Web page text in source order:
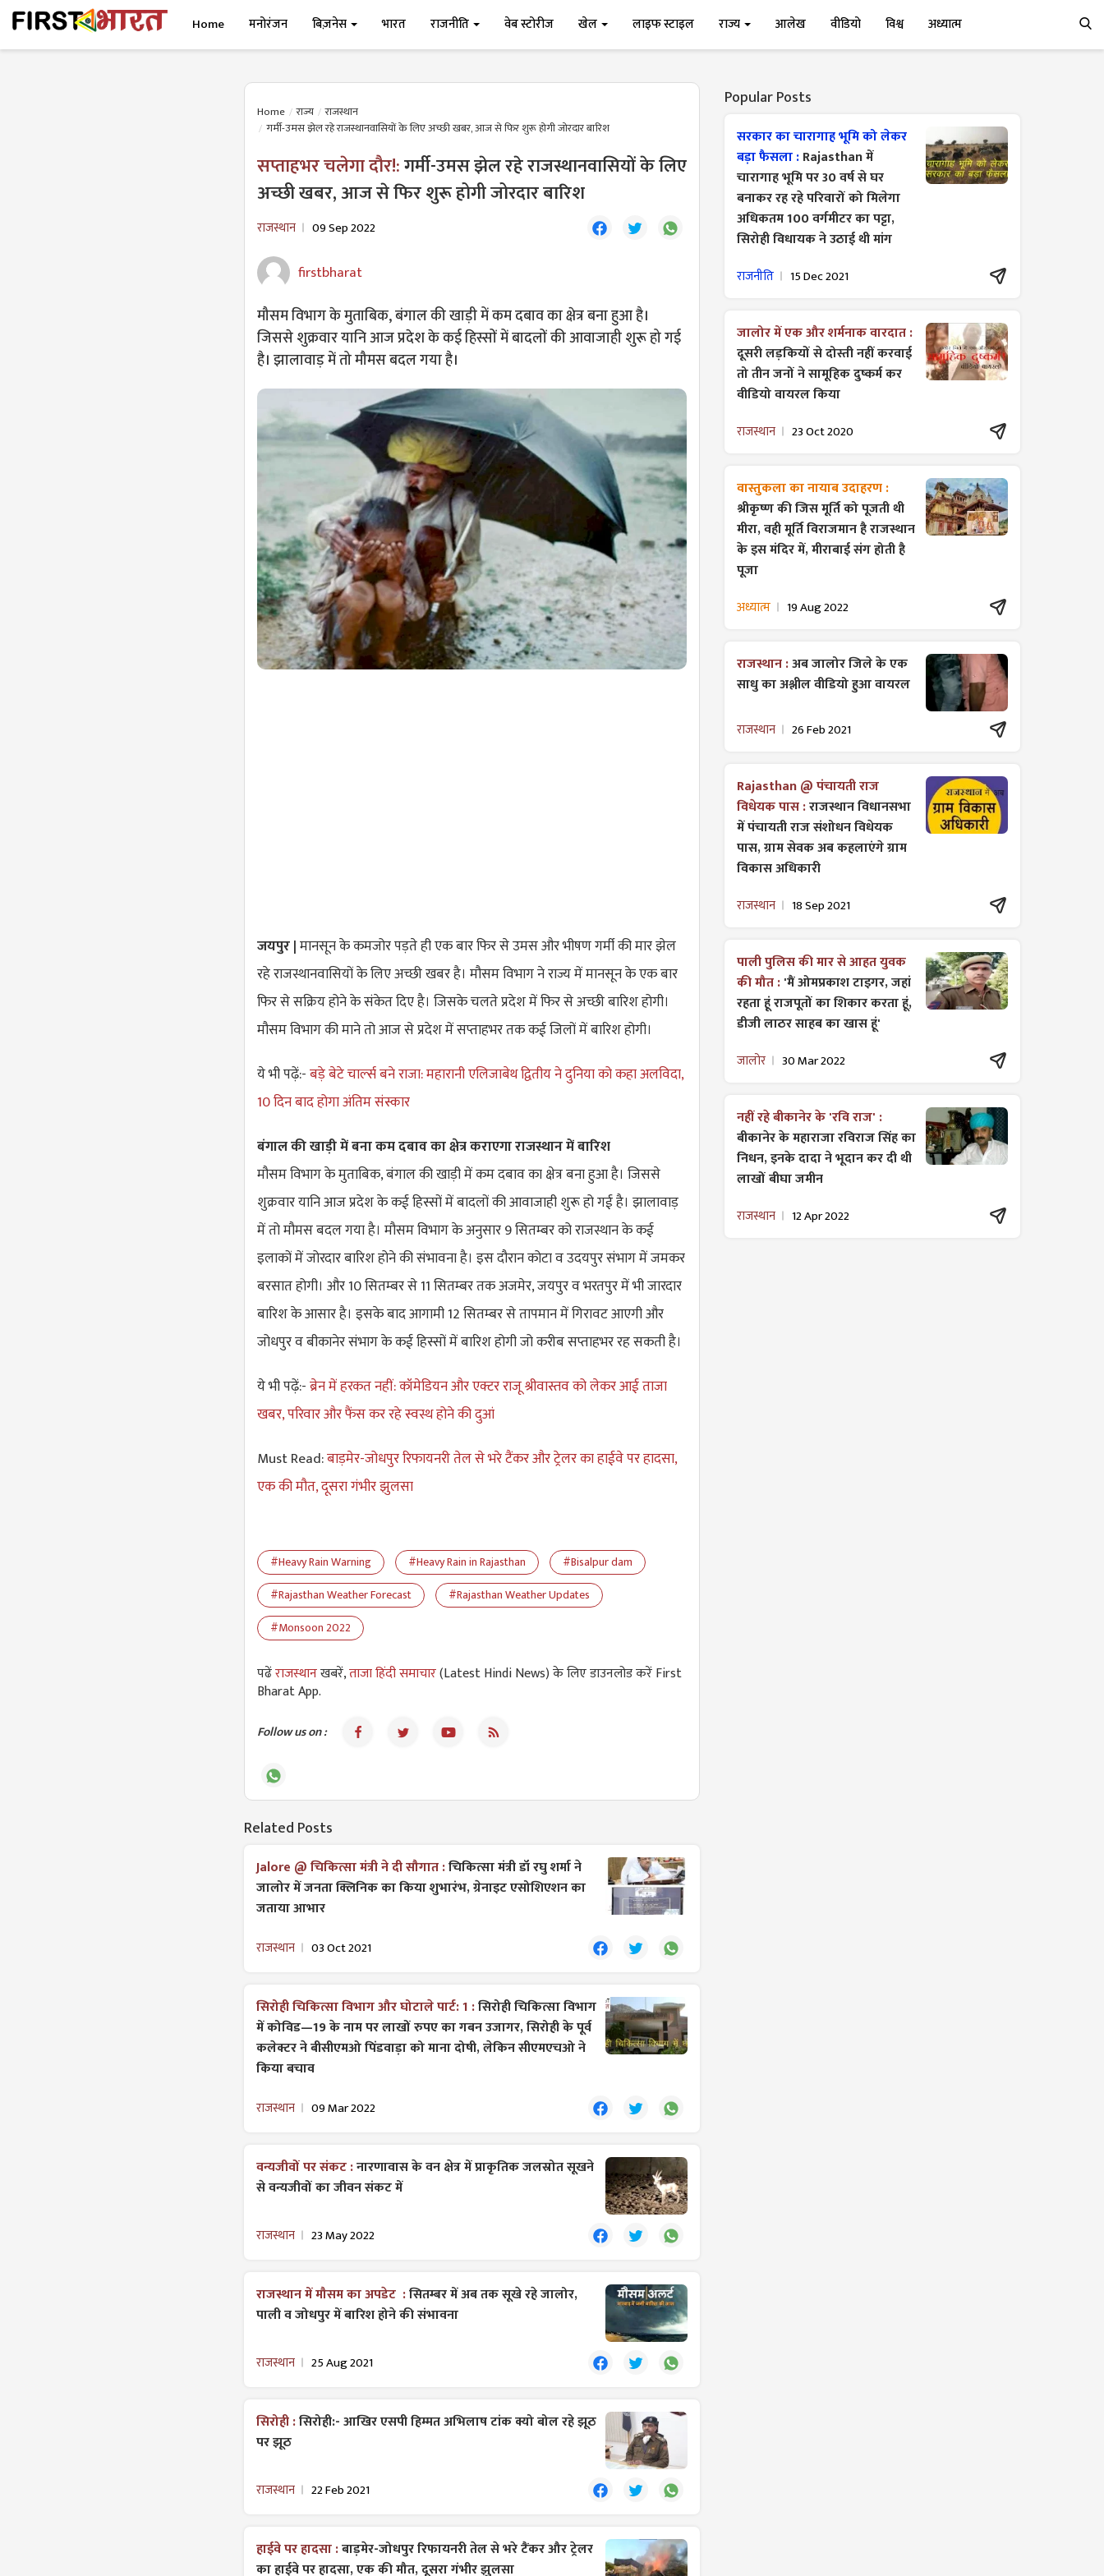
Home मनोरंजन बिज़नेस भारत राजनीति वेब स्टोरीज खेल लाइफ स्टाइल राज्य आलेख वीडियो विश्व अध्यात्म
Home राज्य
राजस्थान
गर्मी-उमस झेल रहे राजस्थानवासियों के लिए अच्छी खबर, आज से फिर शुरू होगी जोरदार बारिश
सप्ताहभर चलेगा दौर!:गर्मी-उमस झेल रहे राजस्थानवासियों के लिए
अच्छी खबर, आज से फिर शुरू होगी जोरदार बारिश
राजस्थान 09 Sep 2022
firstbharat
मौसम विभाग के मुताबिक, बंगाल की खाड़ी में कम दबाव का क्षेत्र बना हुआ है।
जिससे शुक्रवार यानि आज प्रदेश के कई हिस्सों में बादलों की आवाजाही शुरू हो गई
है। झालावाड़ में तो मौमस बदल गया है।
जयपुर |मानसून के कमजोर पड़ते ही एक बार फिर से उमस और भीषण गर्मी की मार झेल
रहे राजस्थानवासियों के लिए अच्छी खबर है। मौसम विभाग ने राज्य में मानसून के एक बार
फिर से सक्रिय होने के संकेत दिए है। जिसके चलते प्रदेश में फिर से अच्छी बारिश होगी।
मौसम विभाग की माने तो आज से प्रदेश में सप्ताहभर तक कई जिलों में बारिश होगी।
ये भी पढ़ें:-बड़े बेटे चार्ल्स बने राजा: महारानी एलिजाबेथ द्वितीय ने दुनिया को कहा अलविदा,
10 दिन बाद होगा अंतिम संस्कार
बंगाल की खाड़ी में बना कम दबाव का क्षेत्र कराएगा राजस्थान में बारिश
मौसम विभाग के मुताबिक, बंगाल की खाड़ी में कम दबाव का क्षेत्र बना हुआ है। जिससे
शुक्रवार यानि आज प्रदेश के कई हिस्सों में बादलों की आवाजाही शुरू हो गई है। झालावाड़
में तो मौमस बदल गया है। मौसम विभाग के अनुसार 9 सितम्बर को राजस्थान के कई
इलाकों में जोरदार बारिश होने की संभावना है। इस दौरान कोटा व उदयपुर संभाग में जमकर
बरसात होगी। और 10 सितम्बर से 11 सितम्बर तक अजमेर, जयपुर व भरतपुर में भी जारदार
बारिश के आसार है। इसके बाद आगामी 12 सितम्बर से तापमान में गिरावट आएगी और
जोधपुर व बीकानेर संभाग के कई हिस्सों में बारिश होगी जो करीब सप्ताहभर रह सकती है।
ये भी पढ़ें:-ब्रेन में हरकत नहीं: कॉमेडियन और एक्टर राजू श्रीवास्तव को लेकर आई ताजा
खबर, परिवार और फैंस कर रहे स्वस्थ होने की दुआं
Must Read:बाड़मेर-जोधपुर रिफायनरी तेल से भरे टैंकर और ट्रेलर का हाईवे पर हादसा,
एक की मौत, दूसरा गंभीर झुलसा
#Heavy Rain Warning #Heavy Rain in Rajasthan
#Bisalpur dam
#Rajasthan Weather Forecast
#Rajasthan Weather Updates
#Monsoon 2022
पढेंराजस्थानखबरें,ताजा हिंदी समाचार(Latest Hindi News) के लिए डाउनलोड करें First
Bharat App.
Follow us on :
Related Posts
Jalore @ चिकित्सा मंत्री ने ​दी सौगात :चिकित्सा मंत्री डॉ रघु शर्मा ने
जालोर में जनता क्लिनिक का किया शुभारंभ, ग्रेनाइट एसोशिएशन का
जताया आभार
राजस्थान 03 Oct 2021
सिरोही चिकित्सा विभाग और घोटाले पार्ट: 1 :सिरोही चिकित्सा विभाग
में कोविड—19 के नाम पर लाखों रुपए का गबन उजागर, सिरोही के पूर्व
कलेक्टर ने बीसीएमओ पिंडवाड़ा को माना दोषी, लेकिन सीएमएचओ ​ने
किया बचाव
राजस्थान 09 Mar 2022
वन्यजीवों पर संकट :नारणावास के वन क्षेत्र में प्राकृतिक जलस्रोत सूखने
से वन्यजीवों का जीवन संकट में
राजस्थान 23 May 2022
राजस्थान में मौसम का अपडेट :सितम्बर में अब तक सूखे रहे जालोर,
पाली व जोधपुर में बारिश होने की संभावना
राजस्थान 25 Aug 2021
सिरोही :सिरोही:- आखिर एसपी हिम्मत अभिलाष टांक क्यो बोल रहे झूठ
पर झूठ
राजस्थान 22 Feb 2021
हाईवे पर हादसा :बाड़मेर-जोधपुर रिफायनरी तेल से भरे टैंकर और ट्रेलर
का हाईवे पर हादसा, एक की मौत, दूसरा गंभीर झुलसा
Popular Posts
सरकार का चारागाह भूमि को लेकर
बड़ा फैसला :Rajasthan में
चारागाह भूमि पर 30 वर्ष से घर
बनाकर रह रहे परिवारों को मिलेगा
अधिकतम 100 वर्गमीटर का पट्टा,
सिरोही विधायक ने उठाई थी मांग
राजनीति 15 Dec 2021
जालोर में एक और शर्मनाक वारदात :
दूसरी लड़कियों से दोस्ती नहीं करवाई
तो तीन जनों ने सामूहिक दुष्कर्म कर
वीडियो वायरल किया
राजस्थान 23 Oct 2020
वास्तुकला का नायाब उदाहरण :
श्रीकृष्ण की जिस मूर्ति को पूजती थी
मीरा, वही मूर्ति विराजमान है राजस्थान
के इस मंदिर में, मीराबाई संग होती है
पूजा
अध्यात्म 19 Aug 2022
राजस्थान :अब जालोर जिले के एक
साधु का अश्लील वीडियो हुआ वायरल
राजस्थान 26 Feb 2021
Rajasthan @ पंचायती राज
विधेयक पास :राजस्थान विधानसभा
में पंचायती राज ​संशोधन विधेयक
पास, ग्राम सेवक अब कहलाएंगे ग्राम
विकास अधिकारी
राजस्थान 18 Sep 2021
पाली पुलिस की मार से आहत युवक
की मौत :'मैं ओमप्रकाश टाइगर, जहां
रहता हूं राजपूतों का शिकार करता हूं,
डीजी लाठर साहब का खास हूं'
जालोर 30 Mar 2022
नहीं रहे बीकानेर के 'रवि राज' :
बीकानेर के महाराजा रविराज सिंह का
निधन, इनके दादा ने भूदान कर दी थी
लाखों बीघा जमीन
राजस्थान 12 Apr 2022